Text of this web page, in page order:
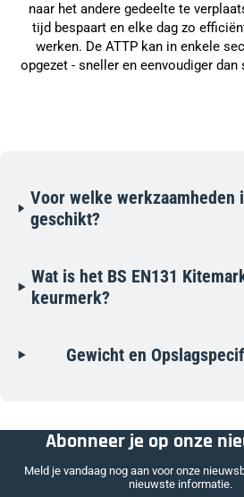
naar het andere gedeelte te
tijd bespaart en elke dag zo
werken. De ATTP kan in enkele
opgezet - sneller en eenvoudiger
Voor welke werkzaamheden
geschikt?
Wat is het BS EN131
keurmerk?
Gewicht en
Abonneer je op onze
Meld je vandaag nog aan voor onze
nieuwste informatie.